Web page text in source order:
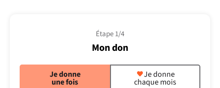
Mon don
Étape 1/4
Je donne
une fois
Je donne
chaque mois